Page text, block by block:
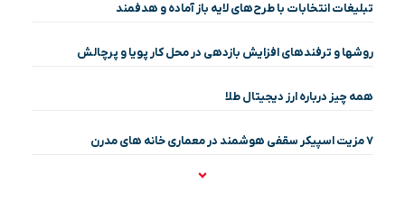
تبلیغات انتخابات با طرح‌های لایه باز آماده و هدفمند
روشها و ترفندهای افزایش بازدهی در محل کار پویا و پرچالش
همه چیز درباره ارز دیجیتال طلا
۷ مزیت اسپیکر سقفی هوشمند در معماری خانه‌ های مدرن